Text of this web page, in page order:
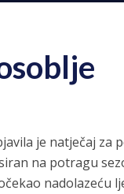
je natječaj za
na potragu
nadolazeću